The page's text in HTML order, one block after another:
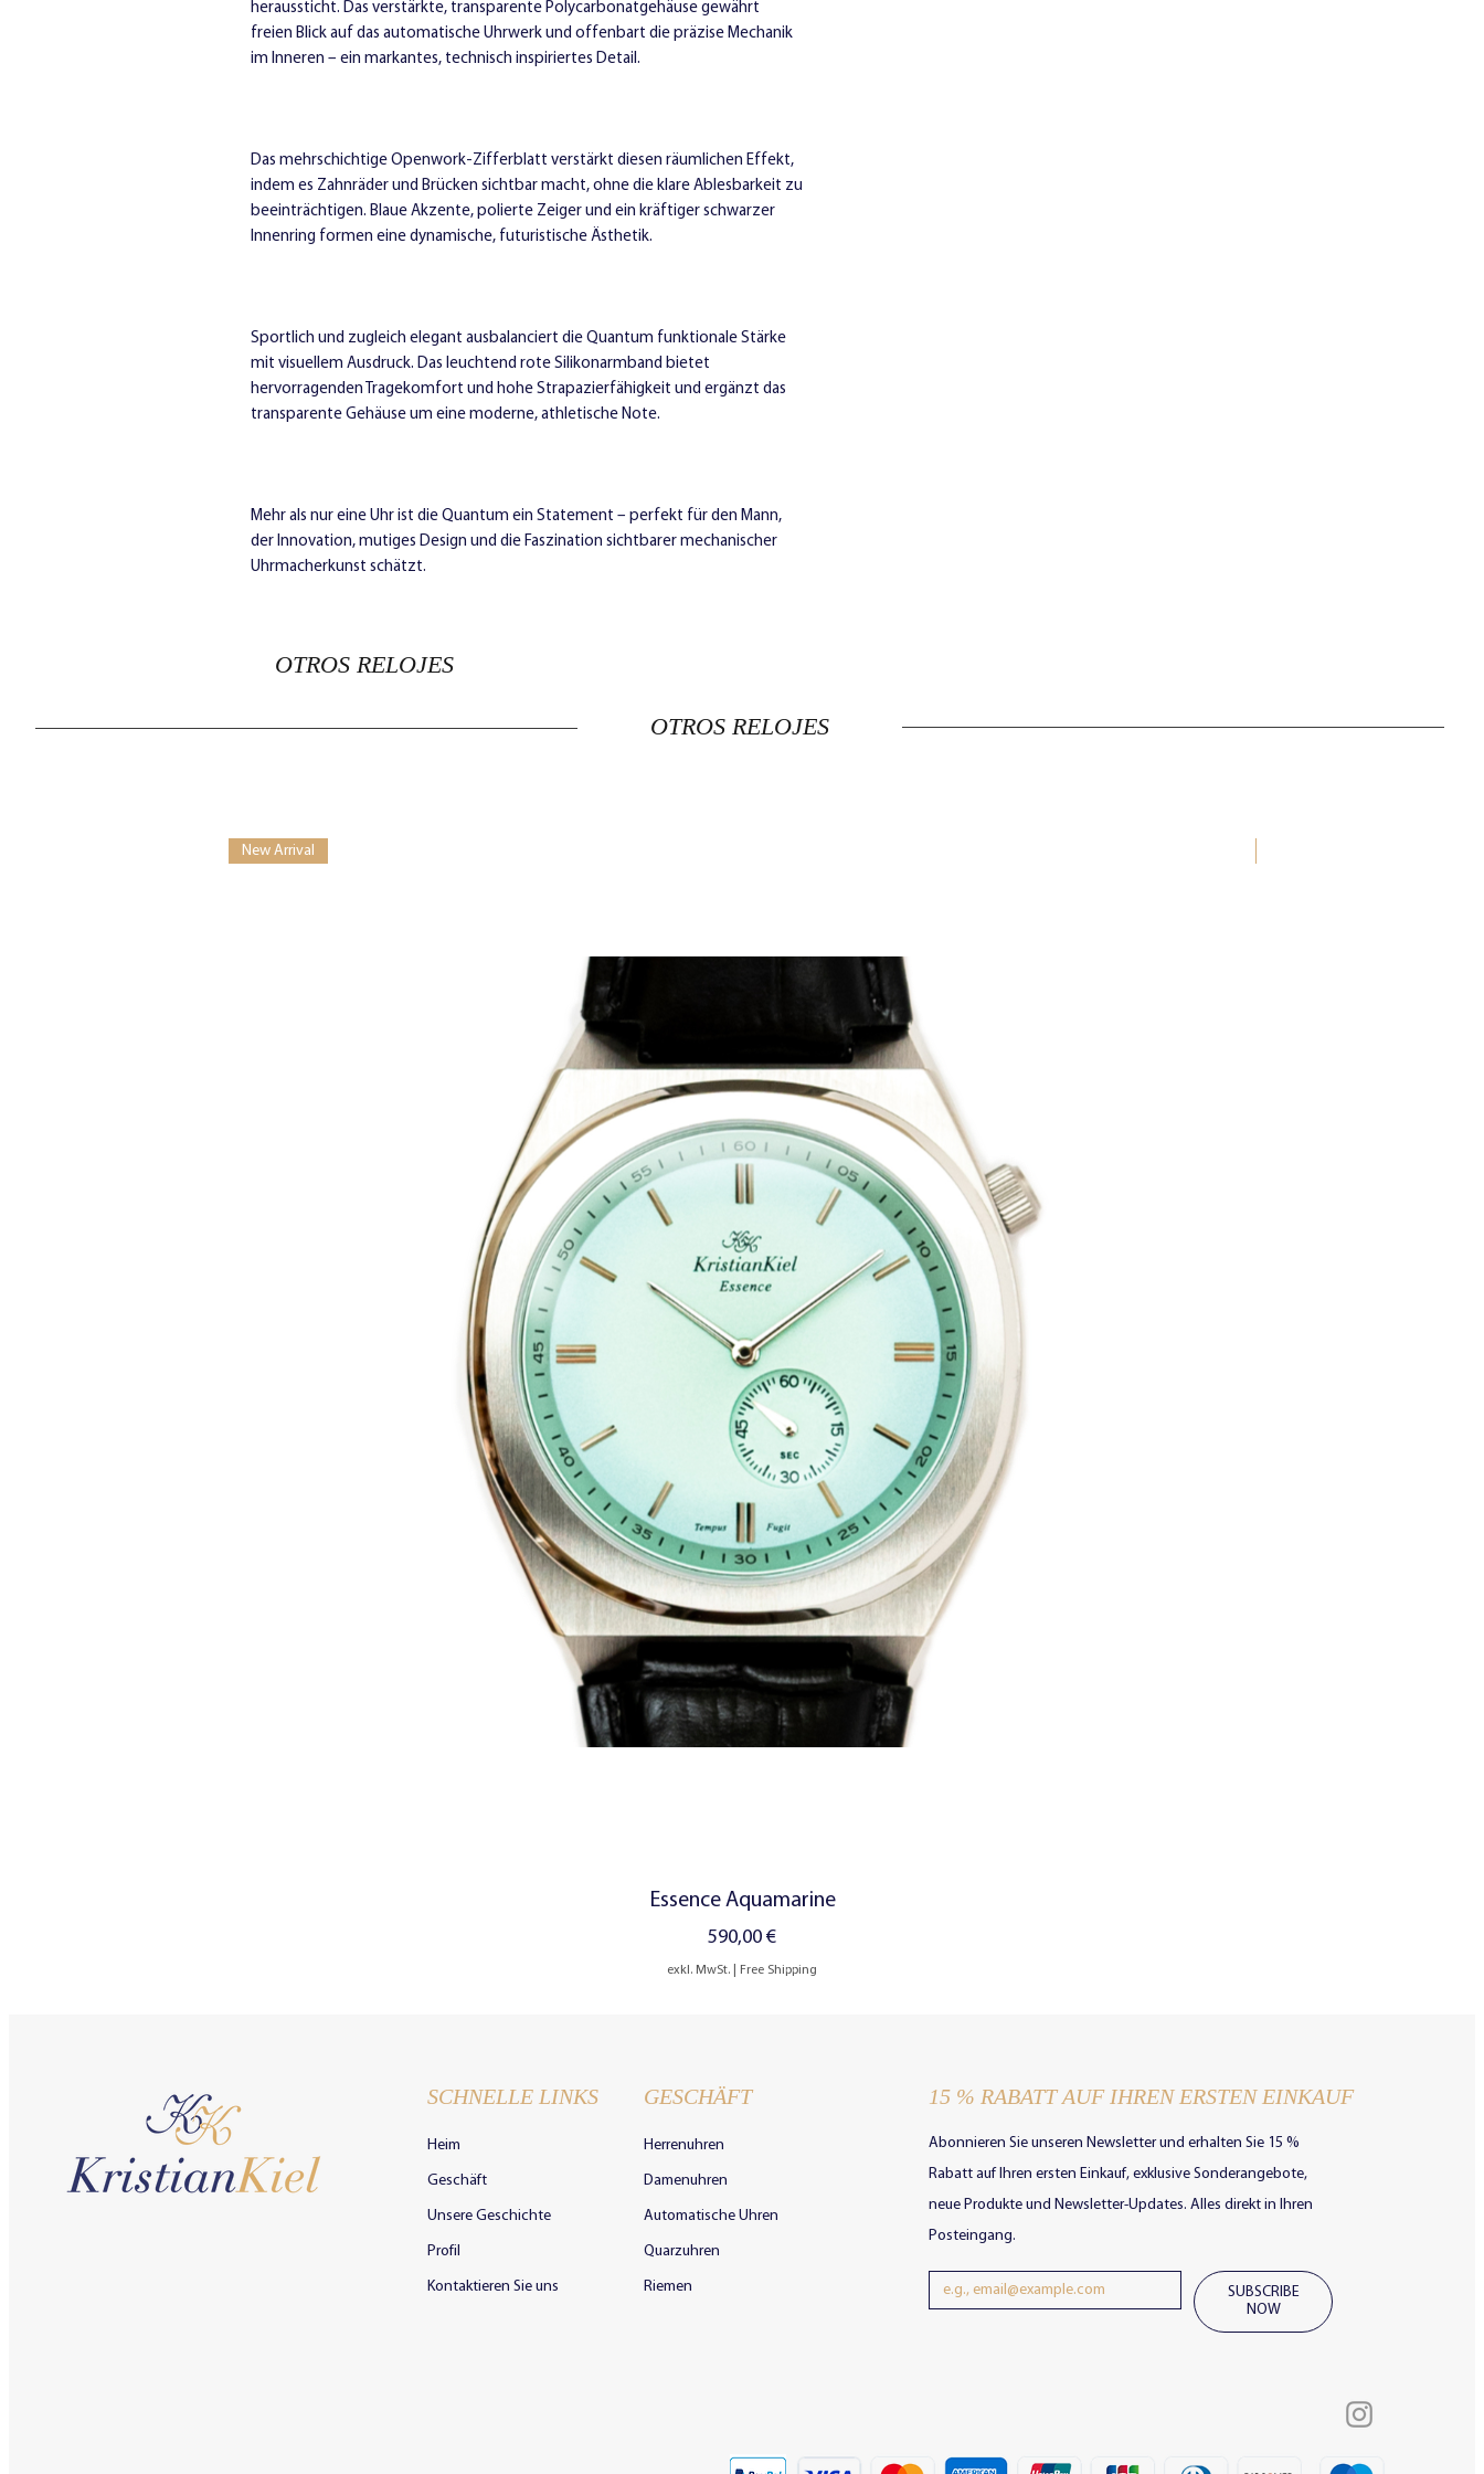
heraussticht. Das verstärkte, transparente Polycarbonatgehäuse gewährt
freien Blick auf das automatische Uhrwerk und offenbart die präzise Mechanik
im Inneren – ein markantes, technisch inspiriertes Detail.
Das mehrschichtige Openwork-Zifferblatt verstärkt diesen räumlichen Effekt,
indem es Zahnräder und Brücken sichtbar macht, ohne die klare Ablesbarkeit zu
beeinträchtigen. Blaue Akzente, polierte Zeiger und ein kräftiger schwarzer
Innenring formen eine dynamische, futuristische Ästhetik.
Sportlich und zugleich elegant ausbalanciert die Quantum funktionale Stärke
mit visuellem Ausdruck. Das leuchtend rote Silikonarmband bietet
hervorragenden Tragekomfort und hohe Strapazierfähigkeit und ergänzt das
transparente Gehäuse um eine moderne, athletische Note.
Mehr als nur eine Uhr ist die Quantum ein Statement – perfekt für den Mann,
der Innovation, mutiges Design und die Faszination sichtbarer mechanischer
Uhrmacherkunst schätzt.
OTROS RELOJES
OTROS RELOJES
Schnellansicht
New Arrival
Essence Aquamarine
Preis
590,00 €
exkl. MwSt. Free Shipping
SCHNELLE LINKS
Heim
Geschäft
Unsere Geschichte
Profil
Kontaktieren Sie uns
GESCHÄFT
Herrenuhren
Damenuhren
Automatische Uhren
Quarzuhren
Riemen
15 % RABATT AUF IHREN ERSTEN EINKAUF
Abonnieren Sie unseren Newsletter und erhalten Sie 15 %
Rabatt auf Ihren ersten Einkauf, exklusive Sonderangebote,
neue Produkte und Newsletter-Updates. Alles direkt in Ihren
Posteingang.
SUBSCRIBE
NOW